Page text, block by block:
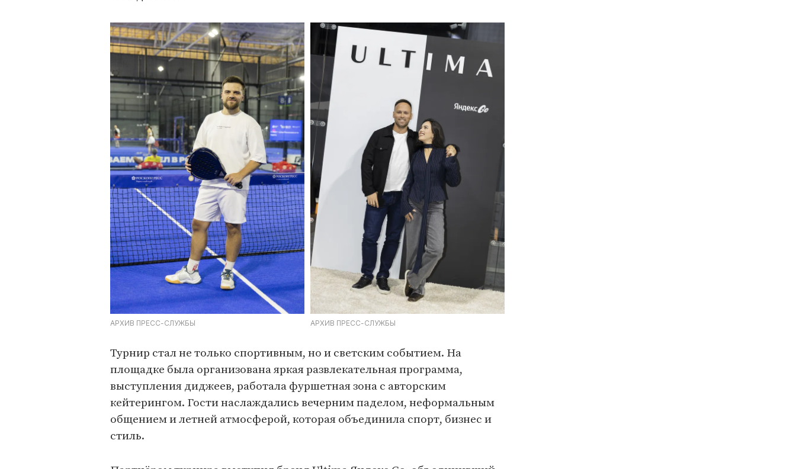
АРХИВ ПРЕСС-СЛУЖБЫ АРХИВ ПРЕСС-СЛУЖБЫ
Турнир стал не только спортивным, но и светским событием. На
площадке была организована яркая развлекательная программа,
выступления диджеев, работала фуршетная зона с авторским
кейтерингом. Гости наслаждались вечерним паделом, неформальным
общением и летней атмосферой, которая объединила спорт, бизнес и
стиль.